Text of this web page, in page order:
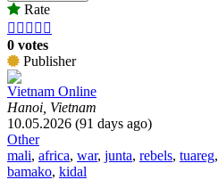
Rate
    
0 votes
Publisher
Vietnam Online
Hanoi, Vietnam
10.05.2026 (91 days ago)
Other
mali, africa, war, junta, rebels, tuareg,
bamako, kidal